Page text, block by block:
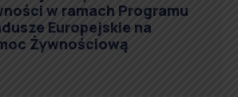
w ramach Programu
Europejskie na
Żywnościową